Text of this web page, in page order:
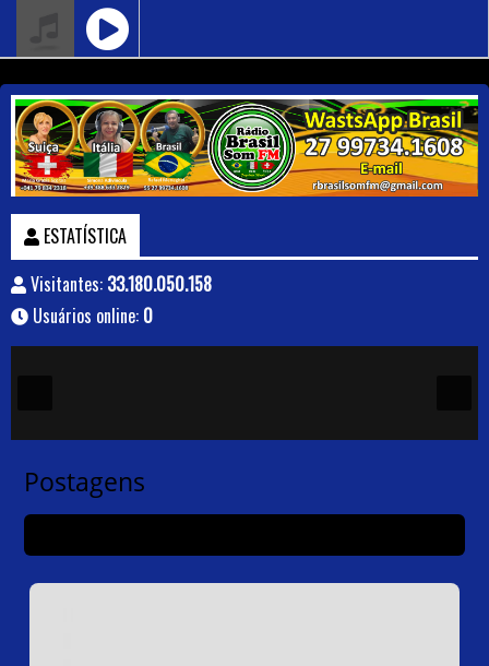
ESTATÍSTICA
Visitantes: 33.180.050.158
Usuários online: 0
Postagens